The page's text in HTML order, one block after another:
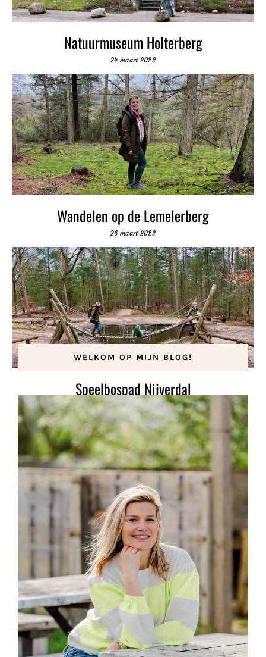
Natuurmuseum Holterberg
24 maart 2023
Wandelen op de Lemelerberg
26 maart 2023
Speelbospad Nijverdal
27 maart 2023
WELKOM OP MIJN BLOG!